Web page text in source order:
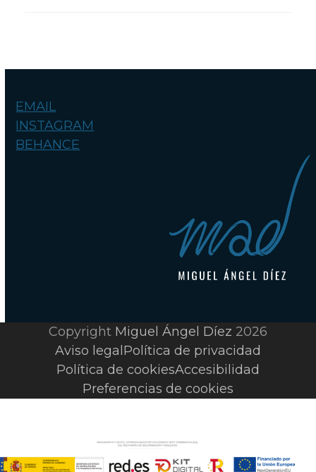
EMAIL
INSTAGRAM
BEHANCE
Copyright Miguel Ángel Díez 2026
Aviso legalPolítica de privacidad
Política de cookiesAccesibilidad
Preferencias de cookies